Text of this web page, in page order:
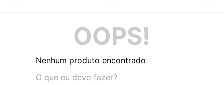
OOPS!
Nenhum produto encontrado
O que eu devo fazer?